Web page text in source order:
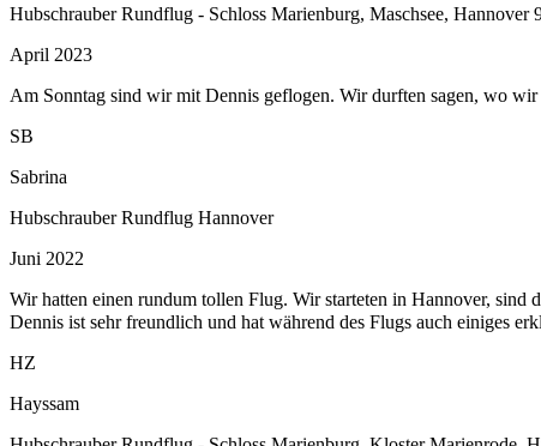
Hubschrauber Rundflug - Schloss Marienburg, Maschsee, Hannover
April 2023
Am Sonntag sind wir mit Dennis geflogen. Wir durften sagen, wo
SB
Sabrina
Hubschrauber Rundflug Hannover
Juni 2022
Wir hatten einen rundum tollen Flug. Wir starteten in Hannover, sind
Dennis ist sehr freundlich und hat während des Flugs auch einiges
HZ
Hayssam